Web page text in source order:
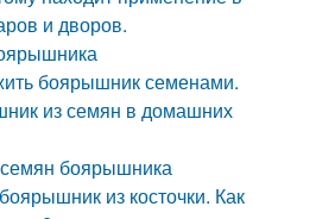
и дворов.
боярышник семенами.
из семян в домашних
боярышника
из косточки. Как